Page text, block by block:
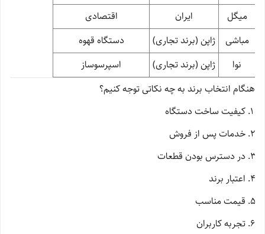
میگل
ایران
اقتصادی
مباشی
ژاپن (برند تجاری)
دستگاه قهوه
نوا
ژاپن (برند تجاری)
اسپرسوساز
هنگام انتخاب برند به چه نکاتی توجه کنیم؟
کیفیت ساخت دستگاه
خدمات پس از فروش
در دسترس بودن قطعات
اعتبار برند
قیمت مناسب
تجربه کاربران